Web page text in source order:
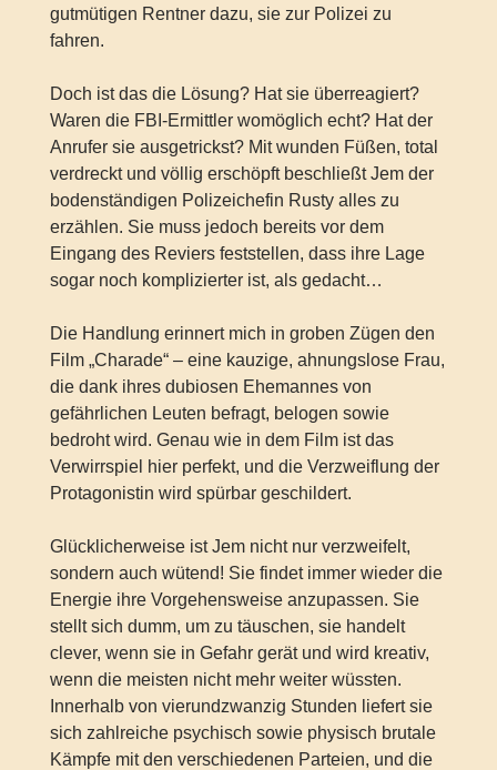
gutmütigen Rentner dazu, sie zur Polizei zu
fahren.
Doch ist das die Lösung? Hat sie überreagiert?
Waren die FBI-Ermittler womöglich echt? Hat der
Anrufer sie ausgetrickst? Mit wunden Füßen, total
verdreckt und völlig erschöpft beschließt Jem der
bodenständigen Polizeichefin Rusty alles zu
erzählen. Sie muss jedoch bereits vor dem
Eingang des Reviers feststellen, dass ihre Lage
sogar noch komplizierter ist, als gedacht…
Die Handlung erinnert mich in groben Zügen den
Film „Charade“ – eine kauzige, ahnungslose Frau,
die dank ihres dubiosen Ehemannes von
gefährlichen Leuten befragt, belogen sowie
bedroht wird. Genau wie in dem Film ist das
Verwirrspiel hier perfekt, und die Verzweiflung der
Protagonistin wird spürbar geschildert.
Glücklicherweise ist Jem nicht nur verzweifelt,
sondern auch wütend! Sie findet immer wieder die
Energie ihre Vorgehensweise anzupassen. Sie
stellt sich dumm, um zu täuschen, sie handelt
clever, wenn sie in Gefahr gerät und wird kreativ,
wenn die meisten nicht mehr weiter wüssten.
Innerhalb von vierundzwanzig Stunden liefert sie
sich zahlreiche psychisch sowie physisch brutale
Kämpfe mit den verschiedenen Parteien, und die